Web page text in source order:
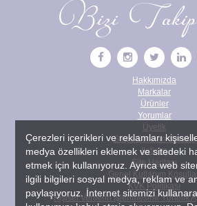
Bizi Takip
Hakkımızda
Markalar
Ürünler
Yorumlar
Üyelik
Sıkça Sorulan Sorular
İletişim
Site Haritası
Genel Kullanım
KVK Politikası
Kişisel Verilerin İşlenmesine Yönelik
Çerezleri içerikleri ve reklamları
medya özellikleri eklemek ve sitedeki
etmek için kullanıyoruz. Ayrıca web
ilgili bilgileri sosyal medya, reklam ve
paylaşıyoruz. İnternet sitemizi